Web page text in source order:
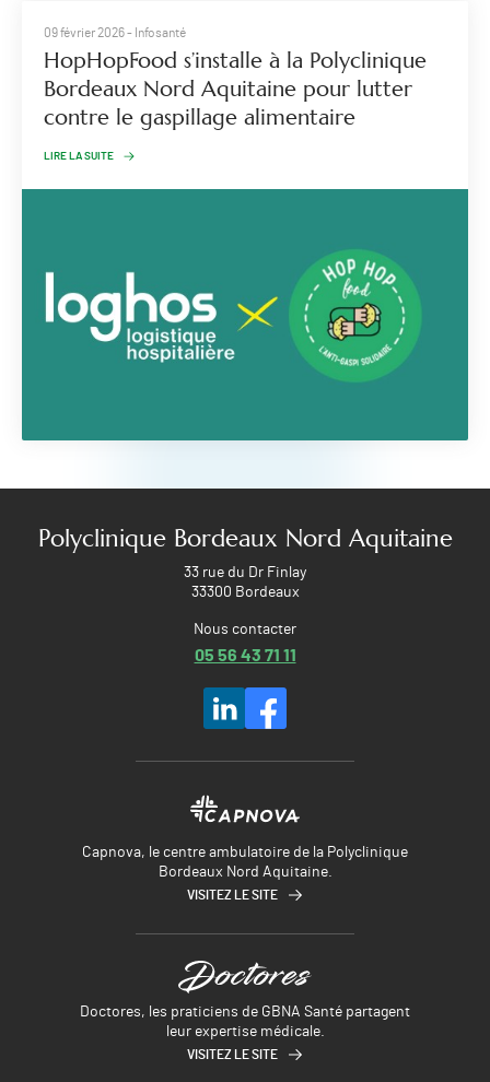
09 février 2026- Infosanté
HopHopFood s’installe à la Polyclinique
Bordeaux Nord Aquitaine pour lutter
contre le gaspillage alimentaire
LIRE LA SUITE
Polyclinique Bordeaux Nord Aquitaine
33 rue du Dr Finlay
33300 Bordeaux
Nous contacter
05 56 43 71 11
Capnova, le centre ambulatoire de la Polyclinique
Bordeaux Nord Aquitaine.
VISITEZ LE SITE
Doctores, les praticiens de GBNA Santé partagent
leur expertise médicale.
VISITEZ LE SITE